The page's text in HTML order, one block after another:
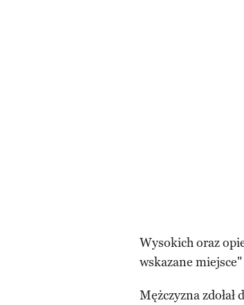
Wysokich oraz
wskazane
Mężczyzna